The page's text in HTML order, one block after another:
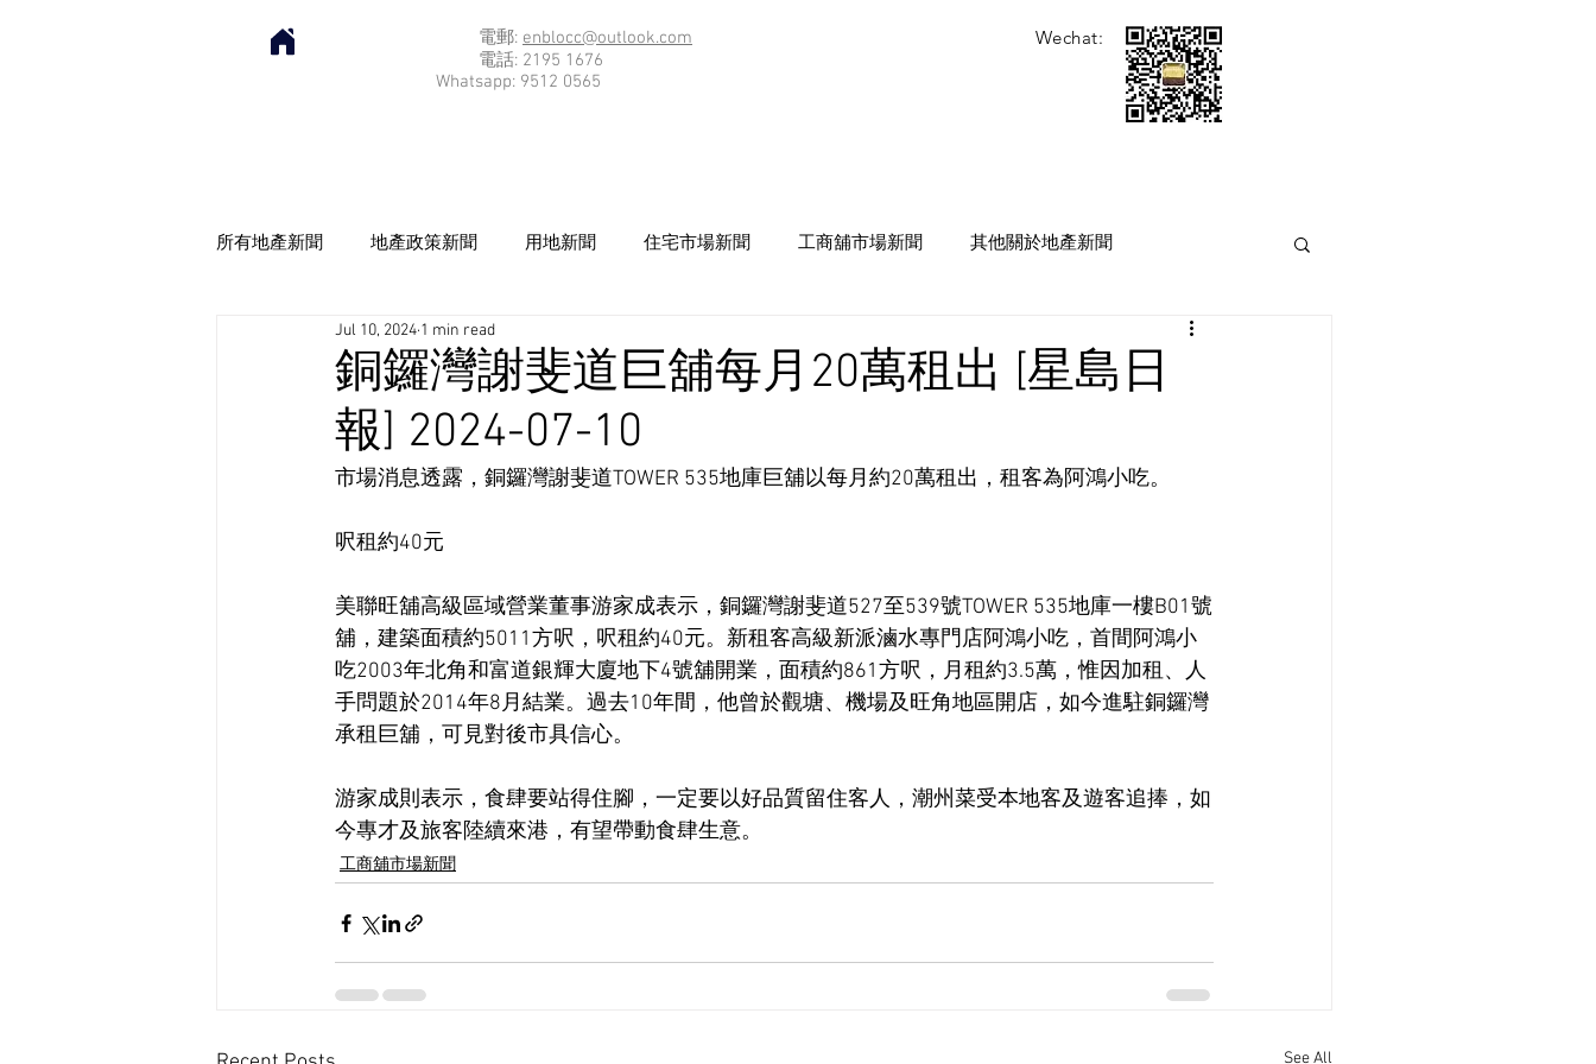
電郵: enblocc@outlook.com
電話: 2195 1676
Whatsapp: 9512 0565
Wechat:
所有地產新聞 地產政策新聞 用地新聞 住宅市場新聞 工商舖市場新聞 其他關於地產新聞
銅鑼灣謝斐道巨舖每月20萬租出 [星島日
報] 2024-07-10
Jul 10, 2024 1 min read
市場消息透露，銅鑼灣謝斐道TOWER 535地庫巨舖以每月約20萬租出，租客為阿鴻小吃。
呎租約40元
美聯旺舖高級區域營業董事游家成表示，銅鑼灣謝斐道527至539號TOWER 535地庫一樓B01號
舖，建築面積約5011方呎，呎租約40元。新租客高級新派滷水專門店阿鴻小吃，首間阿鴻小
吃2003年北角和富道銀輝大廈地下4號舖開業，面積約861方呎，月租約3.5萬，惟因加租、人
手問題於2014年8月結業。過去10年間，他曾於觀塘、機場及旺角地區開店，如今進駐銅鑼灣
承租巨舖，可見對後市具信心。
游家成則表示，食肆要站得住腳，一定要以好品質留住客人，潮州菜受本地客及遊客追捧，如
今專才及旅客陸續來港，有望帶動食肆生意。
工商舖市場新聞
See All